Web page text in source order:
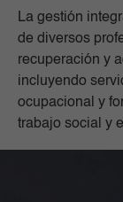
La gestión
de diversos
recuperación y
incluyendo
ocupacional y
trabajo social y